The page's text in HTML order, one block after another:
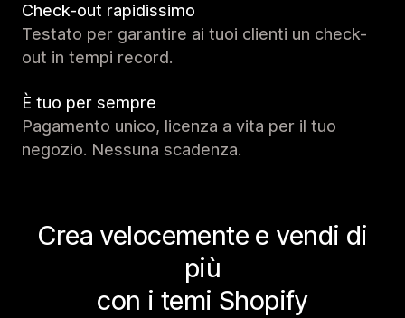
Check-out rapidissimo
Testato per garantire ai tuoi clienti un check-
out in tempi record.
È tuo per sempre
Pagamento unico, licenza a vita per il tuo
negozio. Nessuna scadenza.
Crea velocemente e vendi di
più
con i temi Shopify